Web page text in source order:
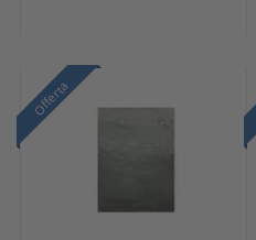
Offerta